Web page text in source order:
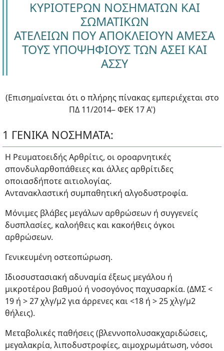
ΚΥΡΙΟΤΕΡΩΝ ΝΟΣΗΜΑΤΩΝ ΚΑΙ
ΣΩΜΑΤΙΚΩΝ
ΑΤΕΛΕΙΩΝ ΠΟΥ ΑΠΟΚΛΕΙΟΥΝ ΑΜΕΣΑ
ΤΟΥΣ ΥΠΟΨΗΦΙΟΥΣ ΤΩΝ ΑΣΕΙ ΚΑΙ
ΑΣΣΥ
(Επισημαίνεται ότι ο πλήρης πίνακας εμπεριέχεται στο
ΠΔ 11/2014– ΦΕΚ 17 Α')
1 ΓΕΝΙΚΑ ΝΟΣΗΜΑΤΑ:
Η Ρευματοειδής Αρθρίτις, οι οροαρνητικές
σπονδυλαρθοπάθειες και άλλες αρθρίτιδες
οποιασδήποτε αιτιολογίας.
Αντανακλαστική συμπαθητική αλγοδυστροφία.
Μόνιμες βλάβες μεγάλων αρθρώσεων ή συγγενείς
δυσπλασίες, καλοήθεις και κακοήθεις όγκοι
αρθρώσεων.
Γενικευμένη οστεοπώρωση.
Ιδιοσυστασιακή αδυναμία έξεως μεγάλου ή
μικροτέρου βαθμού ή νοσογόνος παχυσαρκία. (ΔΜΣ <
19 ή > 27 χλγ/μ2 για άρρενες και <18 ή > 25 χλγ/μ2
θήλεις).
Μεταβολικές παθήσεις (βλεννοπολυσακχαριδώσεις,
μεγαλακρία, λιποδυστροφίες, αιμοχρωμάτωση, νόσοι